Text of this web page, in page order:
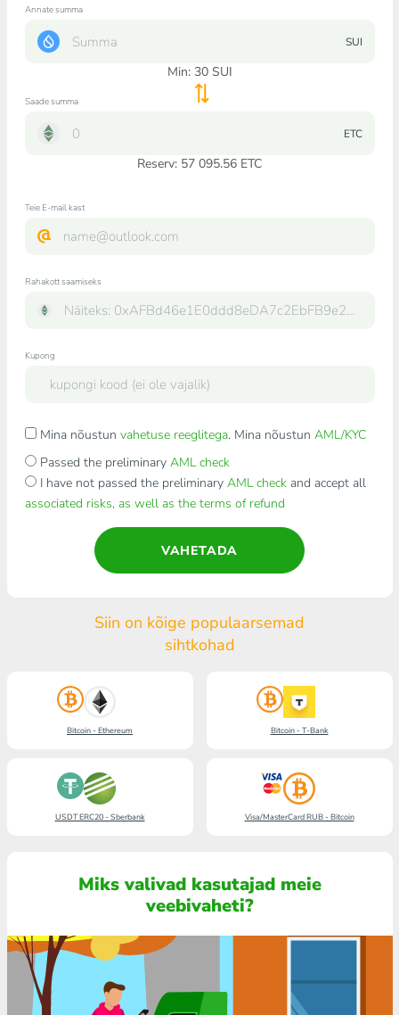
Annate summa
SUI
Min: 30SUI
Saade summa
ETC
Reserv: 57 095.56 ETC
Teie E-mail kast
Rahakott saamiseks
Kupong
Mina nõustun vahetuse reeglitega. Mina nõustun AML/KYC
Passed the preliminary AML check
I have not passed the preliminary AML checkand accept all
associated risks, as well as the terms of refund
VAHETADA
Siin on kõige populaarsemad
sihtkohad
Bitcoin - Ethereum Bitcoin - T-Bank
USDT ERC20 - Sberbank Visa/MasterCard RUB - Bitcoin
Miks valivad kasutajad meie
veebivaheti?